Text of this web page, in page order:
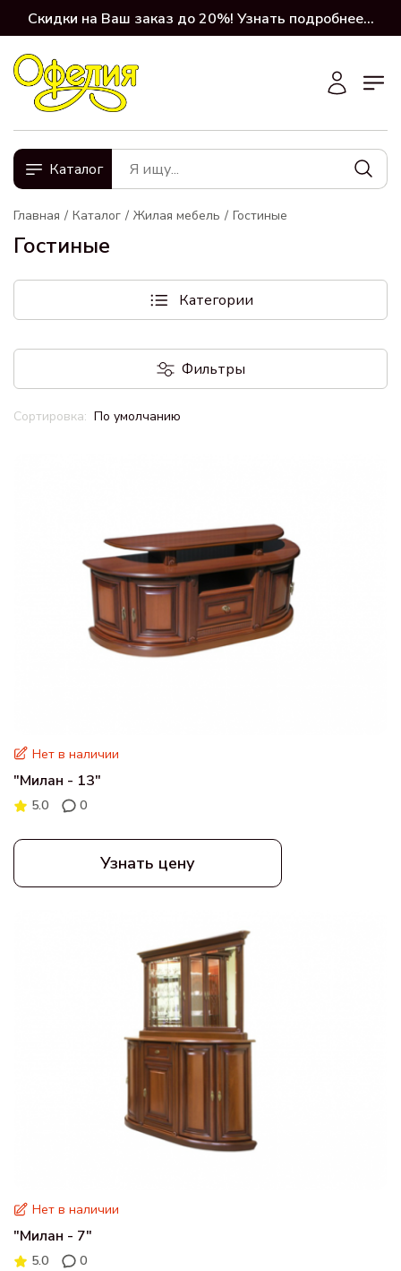
Скидки на Ваш заказ до 20%! Узнать подробнее...
Каталог
Главная Каталог Жилая мебель Гостиные
Гостиные
Категории
Фильтры
По умолчанию
Нет в наличии
"Милан - 13"
5.0 0
Узнать цену
Нет в наличии
"Милан - 7"
5.0 0